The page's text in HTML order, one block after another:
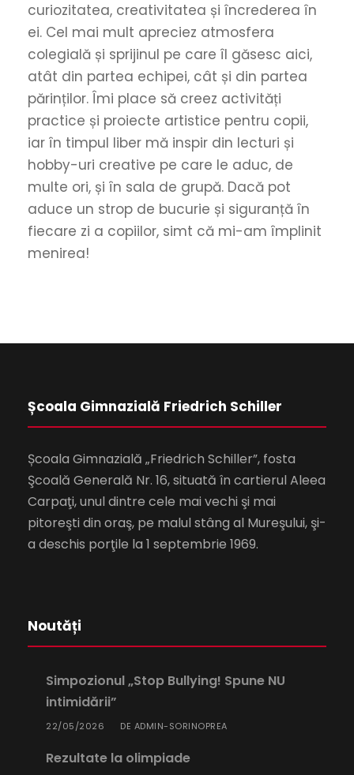
curiozitatea, creativitatea și încrederea în
ei. Cel mai mult apreciez atmosfera
colegială și sprijinul pe care îl găsesc aici,
atât din partea echipei, cât și din partea
părinților. Îmi place să creez activități
practice și proiecte artistice pentru copii,
iar în timpul liber mă inspir din lecturi și
hobby-uri creative pe care le aduc, de
multe ori, și în sala de grupă. Dacă pot
aduce un strop de bucurie și siguranță în
fiecare zi a copiilor, simt că mi-am împlinit
menirea!
Școala Gimnazială Friedrich Schiller
Școala Gimnazială „Friedrich Schiller”, fosta
Şcoală Generală Nr. 16, situată în cartierul Aleea
Carpaţi, unul dintre cele mai vechi şi mai
pitoreşti din oraş, pe malul stâng al Mureşului, şi-
a deschis porţile la 1 septembrie 1969.
Noutăți
Simpozionul „Stop Bullying! Spune NU
intimidării”
22/05/2026 DE ADMIN-SORINOPREA
Rezultate la olimpiade